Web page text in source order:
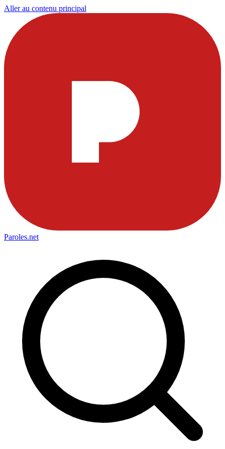
Aller au contenu principal
Paroles.net